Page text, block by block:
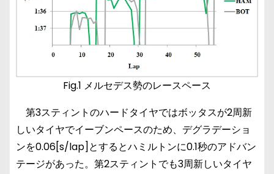
Fig.1 メルセデス勢のレースペース
第3スティントのハードタイヤではボッタスが2周新
しいタイヤでイーブンペースのため、デグラデーショ
ンを0.06[s/lap]とするとハミルトンに0.1秒のアドバン
テージがあった。第2スティントでも3周新しいタイヤ